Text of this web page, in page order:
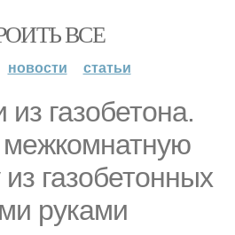
ВСЕ
новости статьи
из газобетона.
межкомнатную
из газобетонных
руками